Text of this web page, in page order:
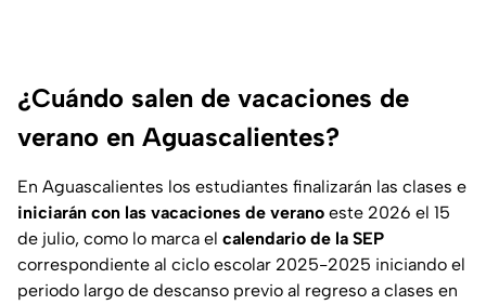
¿Cuándo salen de vacaciones de
verano en Aguascalientes?
En Aguascalientes los estudiantes finalizarán las clases e
iniciarán con las vacaciones de verano este 2026 el 15
de julio, como lo marca el calendario de la SEP
correspondiente al ciclo escolar 2025-2025 iniciando el
periodo largo de descanso previo al regreso a clases en